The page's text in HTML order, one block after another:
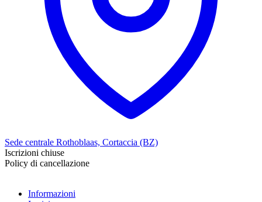
Sede centrale Rothoblaas, Cortaccia (BZ)
Iscrizioni chiuse
Policy di cancellazione
Informazioni